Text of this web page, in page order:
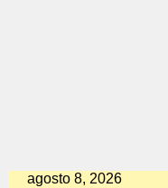
agosto 8, 2026